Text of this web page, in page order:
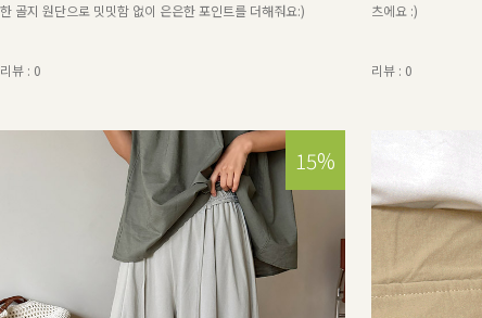
한 골지 원단으로 밋밋함 없이 은은한 포인트를 더해줘요:)
리뷰 : 0
츠에요 :)
리뷰 : 0
15%